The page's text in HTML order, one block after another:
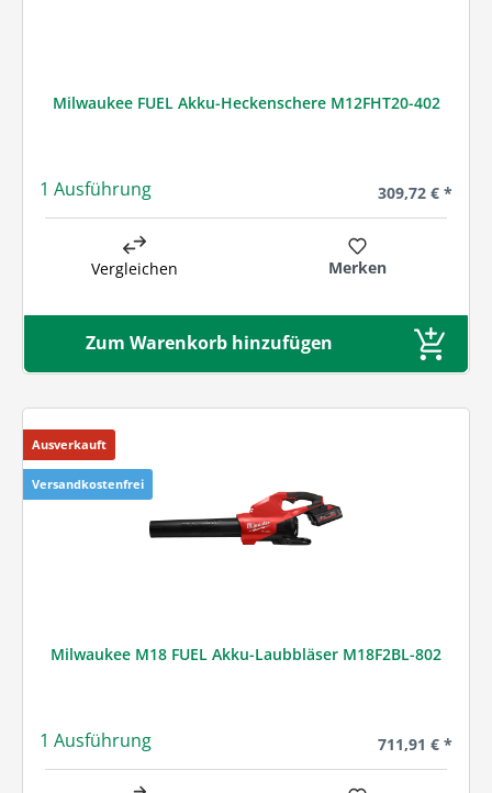
Milwaukee FUEL Akku-Heckenschere M12FHT20-402
1 Ausführung Regulärer
309,72 € *
Vergleichen Merken
Zum Warenkorb hinzufügen
Ausverkauft
Versandkostenfrei
Milwaukee M18 FUEL Akku-Laubbläser M18F2BL-802
1 Ausführung Regulärer
711,91 € *